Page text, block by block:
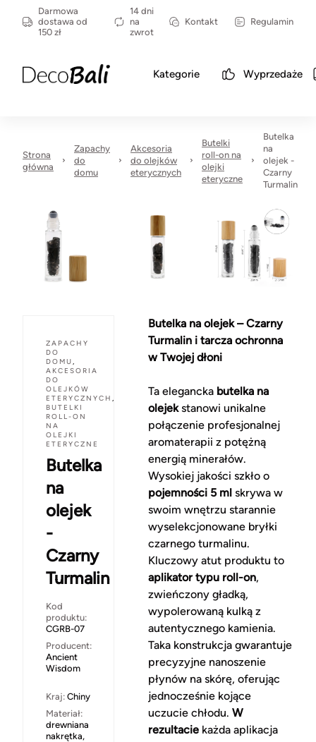
Darmowa
dostawa od
150 zł
14 dni
na
zwrot
Kontakt Regulamin
Kategorie Wyprzedaże
Strona
główna
Zapachy
do
domu
Akcesoria
do olejków
eterycznych
Butelki
roll-on na
olejki
eteryczne
Butelka
na
olejek -
Czarny
Turmalin
ZAPACHY
DO
DOMU,
AKCESORIA
DO
OLEJKÓW
ETERYCZNYCH ,
BUTELKI
ROLL-ON
NA
OLEJKI
ETERYCZNE
Butelka
na
olejek
-
Czarny
Turmalin
Kod
produktu:
CGRB-07
Producent:
Ancient
Wisdom
Kraj: Chiny
Materiał:
drewniana
nakrętka,
Butelka na olejek – Czarny
Turmalin i tarcza ochronna
w Twojej dłoni
Ta elegancka butelka na
olejekstanowi unikalne
połączenie profesjonalnej
aromaterapii z potężną
energią minerałów.
Wysokiej jakości szkło o
pojemności 5 ml skrywa w
swoim wnętrzu starannie
wyselekcjonowane bryłki
czarnego turmalinu.
Kluczowy atut produktu to
aplikator typu roll-on,
zwieńczony gładką,
wypolerowaną kulką z
autentycznego kamienia.
Taka konstrukcja gwarantuje
precyzyjne nanoszenie
płynów na skórę, oferując
jednocześnie kojące
uczucie chłodu. W
rezultaciekażda aplikacja